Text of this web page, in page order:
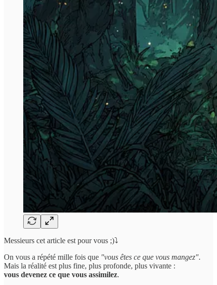
Messieurs cet article est pour vous ;)⤵️
On vous a répété mille fois que "vous êtes ce que vous mangez".
Mais la réalité est plus fine, plus profonde, plus vivante :
vous devenez ce que vous assimilez.